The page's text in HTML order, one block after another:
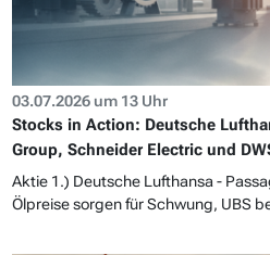
03.07.2026 um 13 Uhr
Stocks in Action: Deutsche
Group, Schneider Electric und
Aktie 1.) Deutsche Lufthansa -
Ölpreise sorgen für Schwung, UBS